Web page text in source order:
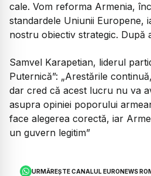
cale. Vom reforma Armenia,
standardele Uniunii Europene,
nostru obiectiv strategic. După
Samvel Karapetian, liderul
Puternică”: „Arestările
dar cred că acest lucru nu va
asupra opiniei poporului
face alegerea corectă, iar
un guvern legitim”
URMĂREȘTE CANALUL EURONEWS